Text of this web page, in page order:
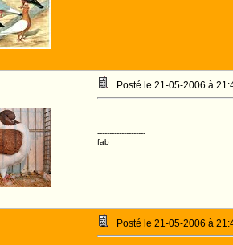
Posté le 21-05-2006 à
--------------------
fab
Posté le 21-05-2006 à